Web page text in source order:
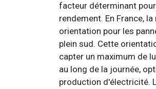
facteur déterminant
rendement. En France,
orientation pour les
plein sud. Cette
capter un maximum de
au long de la journée,
production d'électricité.